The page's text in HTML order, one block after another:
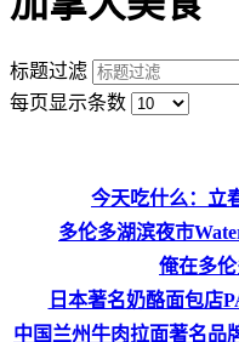
标题过滤
每页显示条数
今天吃什么：立
多伦多湖滨夜市
俺在多
日本著名奶酪面包店
中国兰州牛肉拉面著名品